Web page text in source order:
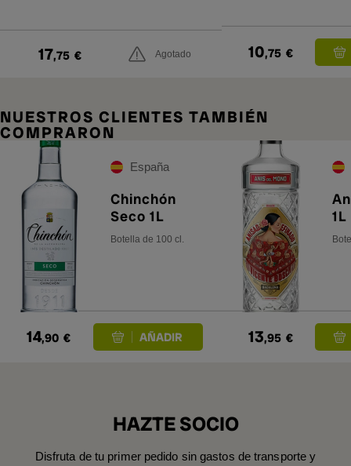
17,75 € Agotado 10,75 €
NUESTROS CLIENTES TAMBIÉN
COMPRARON
España
Chinchón
Seco 1L
Botella de 100 cl.
14,90 €
1L
13,95 €
HAZTE SOCIO
Disfruta de tu primer pedido sin gastos de transporte y